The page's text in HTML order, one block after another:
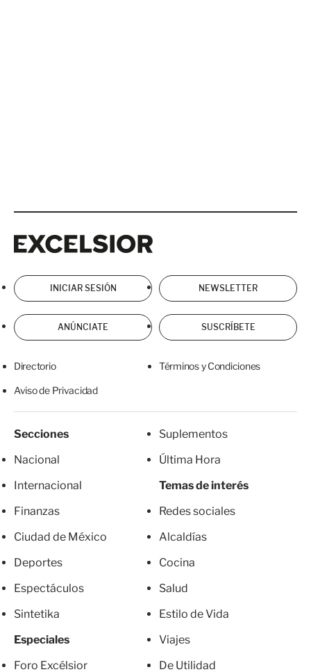
INICIAR SESIÓN NEWSLETTER
ANÚNCIATE SUSCRÍBETE
Directorio Términos y Condiciones
Aviso de Privacidad
Secciones
Nacional
Internacional
Finanzas
Ciudad de México
Deportes
Espectáculos
Sintetika
Especiales
Foro Excélsior
Suplementos
Última Hora
Temas de interés
Redes sociales
Alcaldías
Cocina
Salud
Estilo de Vida
Viajes
De Utilidad